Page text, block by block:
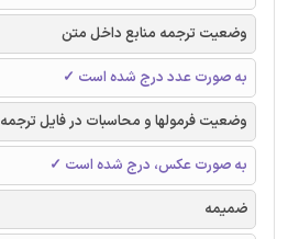
وضعیت ترجمه منابع داخل متن
به صورت عدد درج شده است ✓
وضعیت فرمولها و محاسبات در فایل ترجمه
به صورت عکس، درج شده است ✓
ضمیمه